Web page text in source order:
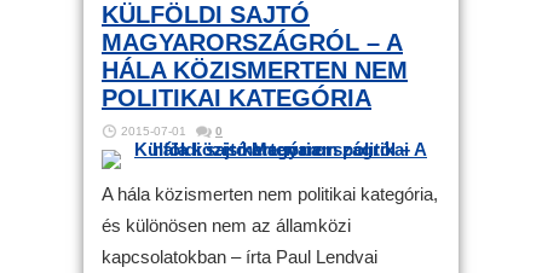
KÜLFÖLDI SAJTÓ
MAGYARORSZÁGRÓL – A
HÁLA KÖZISMERTEN NEM
POLITIKAI KATEGÓRIA
2015-07-01 0
A hála közismerten nem politikai kategória,
és különösen nem az államközi
kapcsolatokban – írta Paul Lendvai